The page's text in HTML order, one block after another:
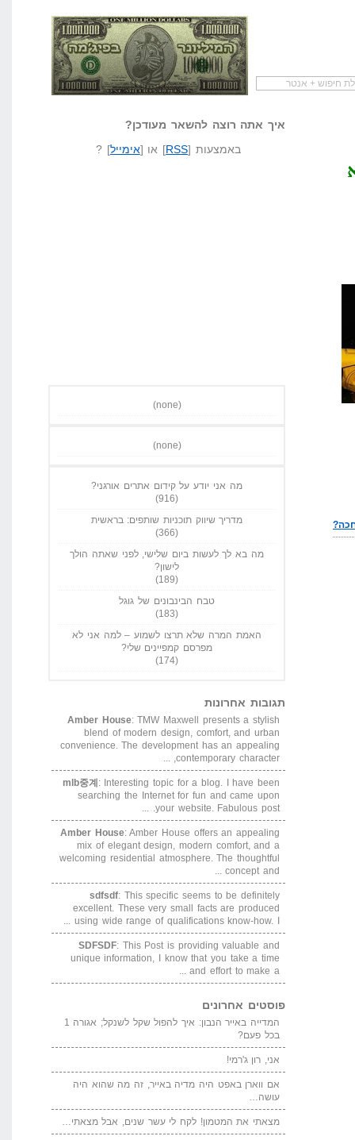
שאל שאלה המיליונר בפיג'מה שיווק שותפיםאיך אתה רוצה להשאר מעודכן?
באמצעות [RSS] או [אימייל] ?
(none)
(none)
מה אני יודע על קידום אתרים אורגני?
(916)
מדריך שיווק תוכניות שותפים: בראשית
(366)
מה בא לך לעשות ביום שלישי, לפני שאתה הולך
לישון?
(189)
טבח הבינבונים של גוגל
(183)
האמת המרה שלא תרצו לשמוע – למה אני לא
מפרסם קמפיינים שלי?
(174)
תגובות אחרונות
Amber House: TMW Maxwell presents a stylish
blend of modern design, comfort, and urban
convenience. The development has an appealing
contemporary character, ...
mlb중계 : Interesting topic for a blog. I have been
searching the Internet for fun and came upon
your website. Fabulous post. ...
Amber House: Amber House offers an appealing
mix of elegant design, modern comfort, and a
welcoming residential atmosphere. The thoughtful
concept and ...
sdfsdf: This specific seems to be definitely
excellent. These very small facts are produced
using wide range of qualifications know-how. I ...
SDFSDF: This Post is providing valuable and
unique information, I know that you take a time
and effort to make a ...
פוסטים אחרונים
המדייה באייר הנבון: איך להפול שקל לשנקל; אגורה 1
בכל פעם?
אני, רון ג'רמי!
אם ווארן באפט היה מדיה באייר, זה מה שהוא היה
עושה…
מצאתי את המטמון! לקח לי עשר שנים, אבל מצאתי…